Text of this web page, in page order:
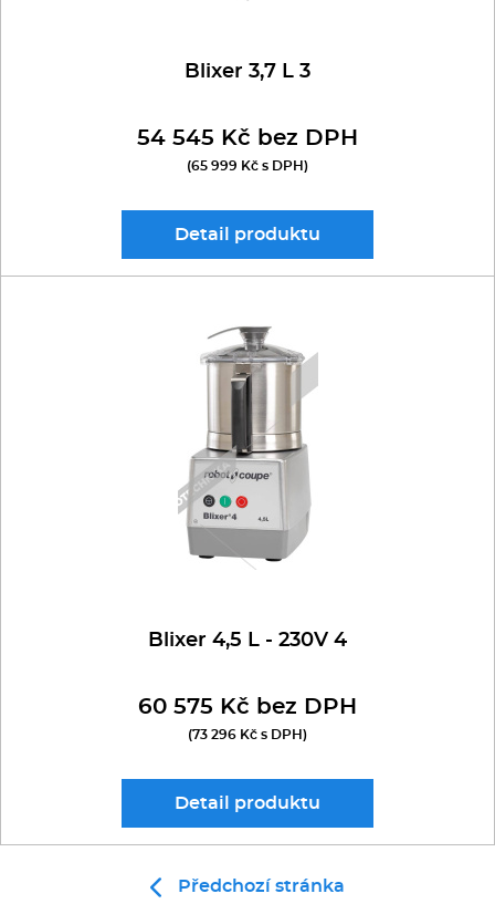
Blixer 3,7 L 3
54 545 Kč bez DPH
(65 999 Kč s DPH)
Detail produktu
Blixer 4,5 L - 230V 4
60 575 Kč bez DPH
(73 296 Kč s DPH)
Detail produktu
Předchozí stránka